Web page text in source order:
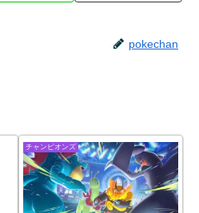
pokechan
チャンピオンズ